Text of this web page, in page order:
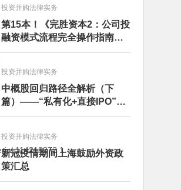
投资并购法律实务
第15本！《完胜资本2：公司投
融资模式流程完全操作指南》
（第四版）出版
投资并购法律实务
中概股回归路径全解析（下
篇）——“私有化+直接IPO”和
CDR
投资并购法律实务
新冠疫情期间上海鼓励外资政
策汇总